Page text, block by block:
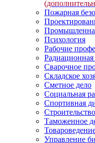
Пожарная
Психология
Рабочие
Радиационная
Сварочное
Складское
Сметное дело
Социальная
Спортивная
Таможенное
Управление